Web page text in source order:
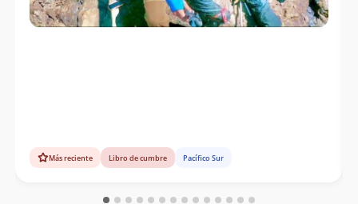
Más reciente Libro de cumbre Pacífico Sur